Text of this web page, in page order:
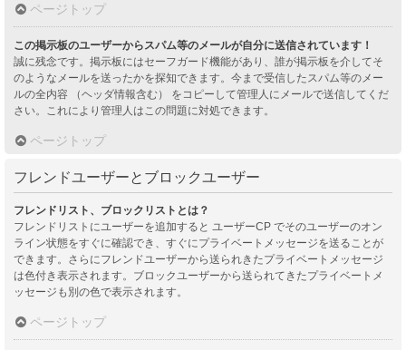
ページトップ
この掲示板のユーザーからスパム等のメールが自分に送信されています！
誠に残念です。掲示板にはセーフガード機能があり、誰が掲示板を介してそ
のようなメールを送ったかを探知できます。今まで受信したスパム等のメー
ルの全内容 （ヘッダ情報含む） をコピーして管理人にメールで送信してくだ
さい。これにより管理人はこの問題に対処できます。
ページトップ
フレンドユーザーとブロックユーザー
フレンドリスト、ブロックリストとは？
フレンドリストにユーザーを追加すると ユーザーCP でそのユーザーのオン
ライン状態をすぐに確認でき、すぐにプライベートメッセージを送ることが
できます。さらにフレンドユーザーから送られきたプライベートメッセージ
は色付き表示されます。ブロックユーザーから送られてきたプライベートメ
ッセージも別の色で表示されます。
ページトップ